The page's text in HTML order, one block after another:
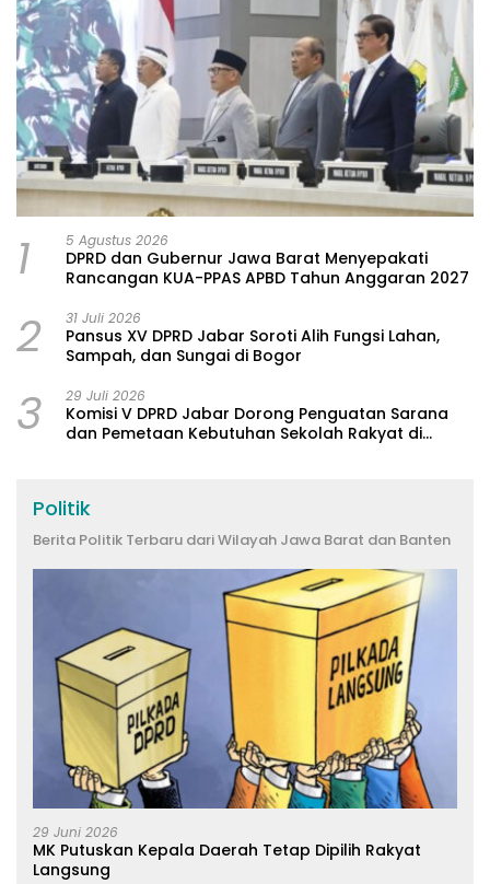
1 5 Agustus 2026
DPRD dan Gubernur Jawa Barat Menyepakati
Rancangan KUA-PPAS APBD Tahun Anggaran 2027
2 31 Juli 2026
Pansus XV DPRD Jabar Soroti Alih Fungsi Lahan,
Sampah, dan Sungai di Bogor
3 29 Juli 2026
Komisi V DPRD Jabar Dorong Penguatan Sarana
dan Pemetaan Kebutuhan Sekolah Rakyat di
Politik
Berita Politik Terbaru dari Wilayah Jawa Barat dan Banten
29 Juni 2026
MK Putuskan Kepala Daerah Tetap Dipilih Rakyat
Langsung